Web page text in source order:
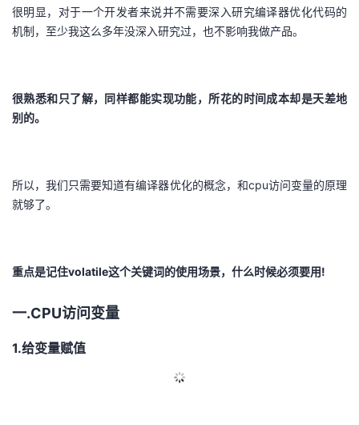
子
直
的
我
注
课
的
我
验
收
术
云
议
很明显，对于一个开发者来说并不需要深入研究编译器优化代码的
机制，至少我这么多年没深入研究过，也不影响我做产品。
很熟悉和只了解，同样都能实现功能，所花的时间成本却是天差地
别的。
所以，我们只需要知道有编译器优化的概念，和cpu访问变量的原理
就够了。
重点是记住volatile这个关键词的使用场景，什么时候必须要用!
一.CPU访问变量
1.给变量赋值